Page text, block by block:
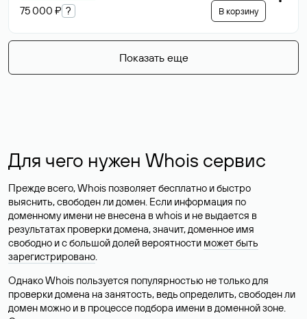
75 000 ₽ ? В корзину
Показать еще
Для чего нужен Whois сервис
Прежде всего, Whois позволяет бесплатно и быстро
выяснить, свободен ли домен. Если информация по
доменному имени не внесена в whois и не выдается в
результатах проверки домена, значит, доменное имя
свободно и с большой долей вероятности может быть
зарегистрировано.
Однако Whois пользуется популярностью не только для
проверки домена на занятость, ведь определить, свободен ли
домен можно и в процессе подбора имени в доменной зоне.